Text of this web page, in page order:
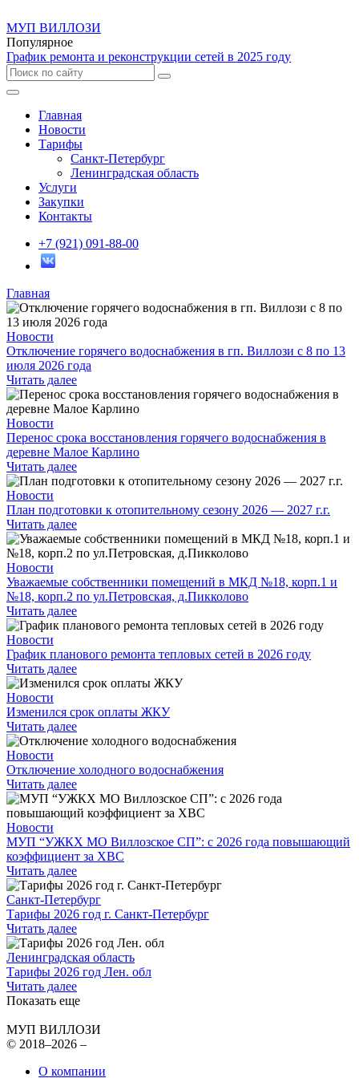
МУП ВИЛЛОЗИ
Популярное
График ремонта и реконструкции сетей в 2025 году
Главная
Новости
Тарифы
Санкт-Петербург
Ленинградская область
Услуги
Закупки
Контакты
+7 (921) 091-88-00
Главная
Новости
Отключение горячего водоснабжения в гп. Виллози с 8 по 13
июля 2026 года
Читать далее
Новости
Перенос срока восстановления горячего водоснабжения в
деревне Малое Карлино
Читать далее
Новости
План подготовки к отопительному сезону 2026 — 2027 г.г.
Читать далее
Новости
Уважаемые собственники помещений в МКД №18, корп.1 и
№18, корп.2 по ул.Петровская, д.Пикколово
Читать далее
Новости
График планового ремонта тепловых сетей в 2026 году
Читать далее
Новости
Изменился срок оплаты ЖКУ
Читать далее
Новости
Отключение холодного водоснабжения
Читать далее
Новости
МУП “УЖКХ МО Виллозское СП”: с 2026 года повышающий
коэффициент за ХВС
Читать далее
Санкт-Петербург
Тарифы 2026 год г. Санкт-Петербург
Читать далее
Ленинградская область
Тарифы 2026 год Лен. обл
Читать далее
Показать еще
МУП ВИЛЛОЗИ
© 2018–2026 –
О компании